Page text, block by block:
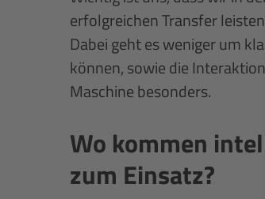
erfolgreichen Transfer
Dabei geht es weniger um
können, sowie die
Maschine besonders.
Wo kommen
zum Einsatz?